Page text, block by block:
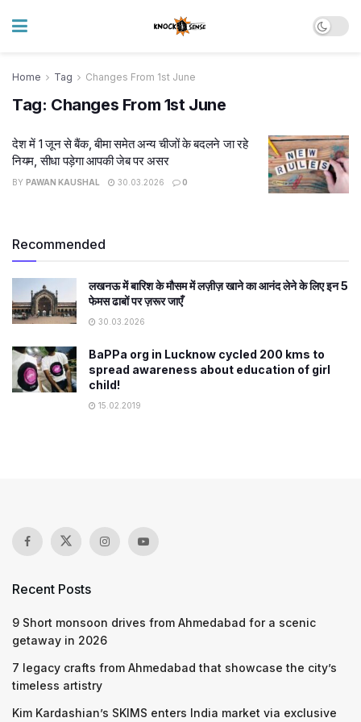
Home Tag Changes From 1st June
Tag: Changes From 1st June
देश में 1 जून से बैंक, बीमा समेत अन्य चीजों के बदलने जा रहे
नियम, सीधा पड़ेगा आपकी जेब पर असर
BY PAWAN KAUSHAL 30.03.2026 0
Recommended
लखनऊ में बारिश के मौसम में लज़ीज़ खाने का आनंद लेने के लिए इन 5
फेमस ढाबों पर ज़रूर जाएँ
30.03.2026
BaPPa org in Lucknow cycled 200 kms to
spread awareness about education of girl
child!
15.02.2019
Recent Posts
9 Short monsoon drives from Ahmedabad for a scenic
getaway in 2026
7 legacy crafts from Ahmedabad that showcase the city’s
timeless artistry
Kim Kardashian’s SKIMS enters India market via exclusive